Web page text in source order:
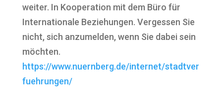
weiter. In Kooperation mit dem Büro für
Internationale Beziehungen. Vergessen Sie
nicht, sich anzumelden, wenn Sie dabei sein
möchten.
https://www.nuernberg.de/internet/stadtver
fuehrungen/